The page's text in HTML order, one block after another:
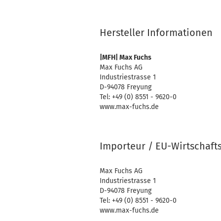
Hersteller Informationen
|MFH| Max Fuchs
Max Fuchs AG
Industriestrasse 1
D-94078 Freyung
Tel: +49 (0) 8551 - 9620-0
www.max-fuchs.de
Importeur / EU-
Max Fuchs AG
Industriestrasse 1
D-94078 Freyung
Tel: +49 (0) 8551 - 9620-0
www.max-fuchs.de